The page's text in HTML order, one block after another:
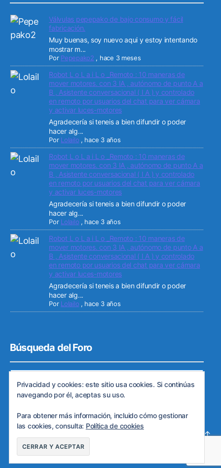
Válvulas pepepako de bajo consumo y fácil
fabricación.
Muy buenas, soy nuevo aqui y estoy intentando
mostrar m...
Por Pepepako2 , hace 3 meses
Robot L o L a i L o _Remoto : 10 maneras de
mover motores. con 3 IA , autónomo de punto A a
B , Asistente conversacional ( I A ) y controlado
en remoto por usuarios del chat para ver cámara
y activar luces-motores
Agradecería si teneis a bien difundir o poder
hacer alg...
Por Lolailo , hace 3 años
Robot L o L a i L o _Remoto : 10 maneras de
mover motores. con 3 IA , autónomo de punto A a
B , Asistente conversacional ( I A ) y controlado
en remoto por usuarios del chat para ver cámara
y activar luces-motores
Agradecería si teneis a bien difundir o poder
hacer alg...
Por Lolailo , hace 3 años
Robot L o L a i L o _Remoto : 10 maneras de
mover motores. con 3 IA , autónomo de punto A a
B , Asistente conversacional ( I A ) y controlado
en remoto por usuarios del chat para ver cámara
y activar luces-motores
Agradecería si teneis a bien difundir o poder
hacer alg...
Por Lolailo , hace 3 años
Búsqueda del Foro
Política de privacidad
↑
Privacidad y cookies: este sitio usa cookies. Si continúas
navegando por él, aceptas su uso.
Para obtener más información, incluido cómo gestionar
las cookies, consulta: Política de cookies